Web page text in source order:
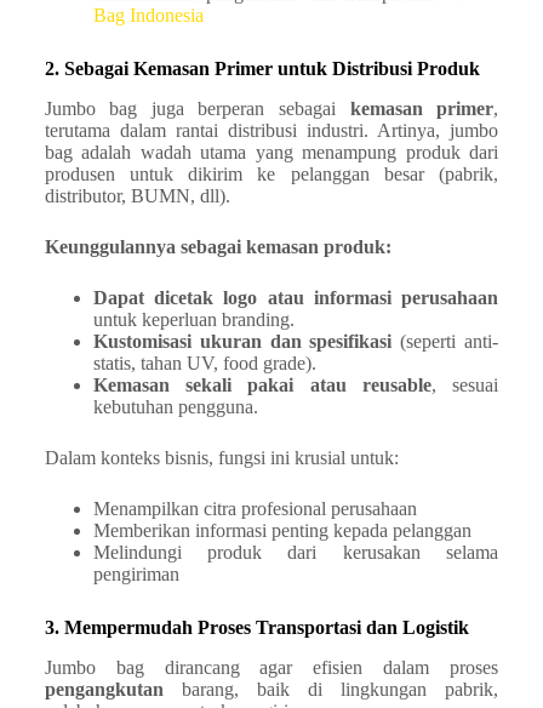
Bag Indonesia
2. Sebagai Kemasan Primer untuk Distribusi Produk
Jumbo bag juga berperan sebagai kemasan primer,
terutama dalam rantai distribusi industri. Artinya, jumbo
bag adalah wadah utama yang menampung produk dari
produsen untuk dikirim ke pelanggan besar (pabrik,
distributor, BUMN, dll).
Keunggulannya sebagai kemasan produk:
Dapat dicetak logo atau informasi perusahaan
untuk keperluan branding.
Kustomisasi ukuran dan spesifikasi (seperti anti-
statis, tahan UV, food grade).
Kemasan sekali pakai atau reusable, sesuai
kebutuhan pengguna.
Dalam konteks bisnis, fungsi ini krusial untuk:
Menampilkan citra profesional perusahaan
Memberikan informasi penting kepada pelanggan
Melindungi produk dari kerusakan selama
pengiriman
3. Mempermudah Proses Transportasi dan Logistik
Jumbo bag dirancang agar efisien dalam proses
pengangkutan barang, baik di lingkungan pabrik,